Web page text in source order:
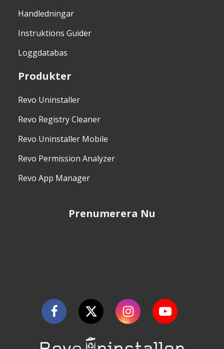
Handledningar
Instruktions Guider
Loggdatabas
Produkter
Revo Uninstaller
Revo Registry Cleaner
Revo Uninstaller Mobile
Revo Permission Analyzer
Revo App Manager
Prenumerera Nu